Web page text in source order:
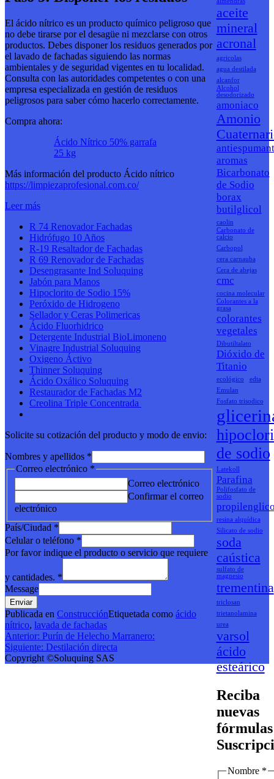
El ácido nítrico es un producto químico peligroso que
no debe tirarse por el desagüe ni mezclarse con otros
productos. Debes disponer los residuos generados por
el lavado de fachadas siguiendo las normas
ambientales y de seguridad vigentes en tu localidad.
Consulta con las autoridades competentes o con una
empresa especializada en gestión de residuos
peligrosos para saber cómo hacerlo correctamente.
Compra ahora:
Ácido Nítrico 50% garrafa
25 kg
Más información del producto Ácido nítrico
https://limpiezaprofesional.com.co/
Leer más:
NÍTRICO
Y
EL
LAVADO
DE
FACHADAS
R 74 Renovador Fachadas
Hidrófugo 10 Años
R-19 Resaltador de Fachadas
R 69 Renovador de Fachadas
Desengrasante Ind Soluquing
Jabón para Manos
Hipoclorito de Sodio 15%
Peróxido de Hidrogeno
Sellador y Ceras Polimericas
Ácido Fluorhidrico
Detergente Industrial BioLimoneno
Vinagre Industrial Soluquing
Oxigeno Áctivo
Thinner Soluquing
Ácido Oxálico Soluquing
Restaurador de Fachadas M2
Creolina Triple Concentrada
Solicite su cotización del producto y modo de envio:
Nombres y apellidos *
Correo electrónico *
Correo electrónico
Confirmar el correo
electrónico
País/Ciudad *
Celular o teléfono *
Por favor indique el producto o servicio que requiere
y cantidades. *
Message
Enviar
Publicada en ConstrucciónEtiquetada como ácido
nítrico, lavada de fachadas
Navegación
de
Anterior: Purín de Helecho Marranero:
Siguiente: Destilación directa
aceite
mineral
acronal
agricolas
agua destilada
alcanfor
Alcohol
desodorizado
amoniaco
Amonio
aromas
Bicarbonato
de Sodio
borax
butilglicol
caolin
Carbonato de
calcio
Carbopol
cera carnauba
Cera de abejas
cmc
cocina molecular
Colorantes a la
grasa
colorantes
vegetales
Dibutiltalato
Dióxido de
Titanio
ecológico
edta
Emulan
Fosfato trisodico
de sodio
Latekoll
Parafina
Polifosfato de
sodio
resina alquídica
Silicato de sodio
soda
caústica
sulfato de
magnesio
trementina
triclosan
trietanolamina
urea
varsol
ácido
esteárico
Reciba
nuevas
fórmulas
Nombre *
Copyright ©Soluquing SAS